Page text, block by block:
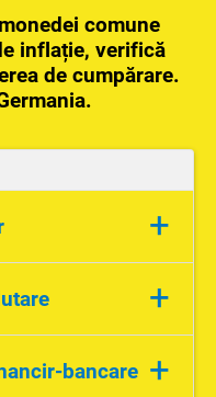
comune
inflație, verifică
de cumpărare.
+
+
bancare +